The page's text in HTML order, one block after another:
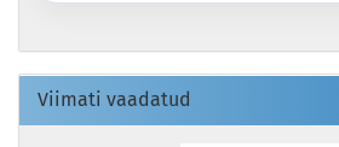
Viimati vaadatud